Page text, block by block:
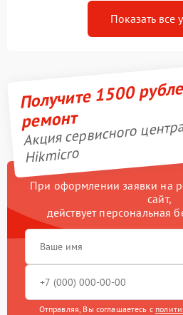
Показать все
Получите 1500
ремонт
Акция сервисного
Hikmicro
При оформлении заявки на
сайт,
действует персональная
Отправляя, Вы соглашаетесь с